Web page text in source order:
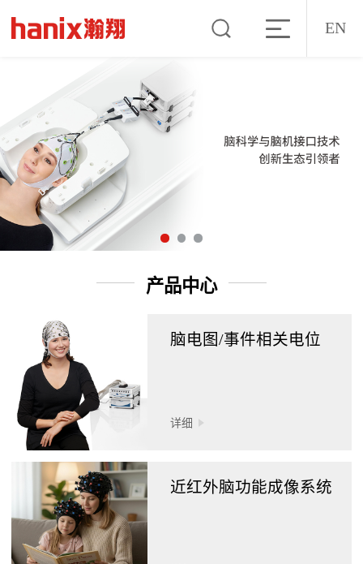
EN
产品中心
脑电图/事件相关电位
详细
近红外脑功能成像系统